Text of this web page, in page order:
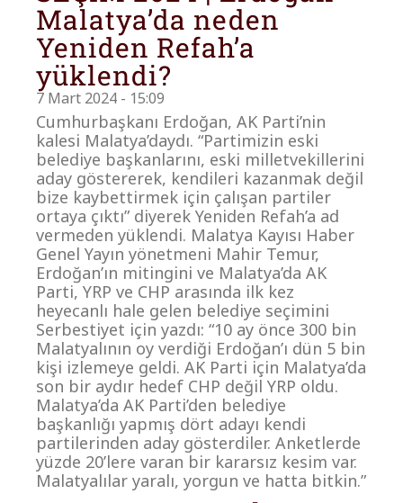
Malatya’da neden
Yeniden Refah’a
yüklendi?
7 Mart 2024 - 15:09
Cumhurbaşkanı Erdoğan, AK Parti’nin
kalesi Malatya’daydı. “Partimizin eski
belediye başkanlarını, eski milletvekillerini
aday göstererek, kendileri kazanmak değil
bize kaybettirmek için çalışan partiler
ortaya çıktı” diyerek Yeniden Refah’a ad
vermeden yüklendi. Malatya Kayısı Haber
Genel Yayın yönetmeni Mahir Temur,
Erdoğan’ın mitingini ve Malatya’da AK
Parti, YRP ve CHP arasında ilk kez
heyecanlı hale gelen belediye seçimini
Serbestiyet için yazdı: “10 ay önce 300 bin
Malatyalının oy verdiği Erdoğan’ı dün 5 bin
kişi izlemeye geldi. AK Parti için Malatya’da
son bir aydır hedef CHP değil YRP oldu.
Malatya’da AK Parti’den belediye
başkanlığı yapmış dört adayı kendi
partilerinden aday gösterdiler. Anketlerde
yüzde 20’lere varan bir kararsız kesim var.
Malatyalılar yaralı, yorgun ve hatta bitkin.”